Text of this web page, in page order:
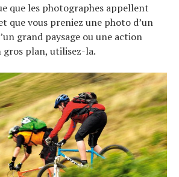
que les photographes appellent
que vous preniez une photo d’un
grand paysage ou une action
plan, utilisez-la.